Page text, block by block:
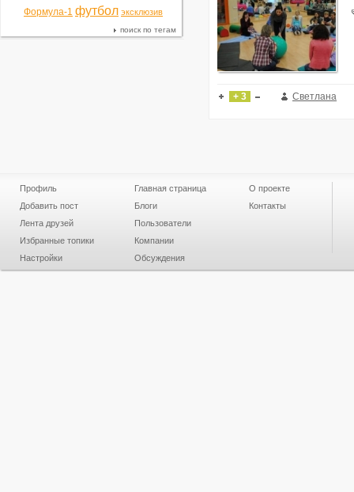
+ 3 Светлана
Формула-1 футбол эксклюзив
поиск по тегам
Профиль
Добавить пост
Лента друзей
Избранные топики
Настройки
Главная страница
Блоги
Пользователи
Компании
Обсуждения
О проекте
Контакты